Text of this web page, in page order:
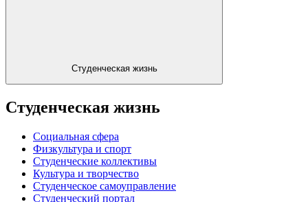
Студенческая жизнь
Студенческая жизнь
Социальная сфера
Физкультура и спорт
Студенческие коллективы
Культура и творчество
Студенческое самоуправление
Студенческий портал